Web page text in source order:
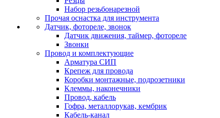
Набор резьбонарезной
Прочая оснастка для инструмента
Датчик, фотореле, звонок
Датчик движения, таймер, фотореле
Звонки
Провод и комплектующие
Арматура СИП
Крепеж для провода
Коробки монтажные, подрозетники
Клеммы, наконечники
Провод, кабель
Гофра, металлорукав, кембрик
Кабель-канал